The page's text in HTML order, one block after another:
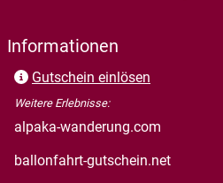
Informationen
Gutschein einlösen
Weitere Erlebnisse:
alpaka-wanderung.com
ballonfahrt-gutschein.netöffnet in